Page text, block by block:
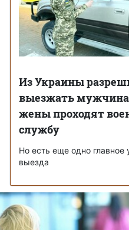
Из Украины
выезжать
жены проходят
службу
Но есть еще одно главное
выезда